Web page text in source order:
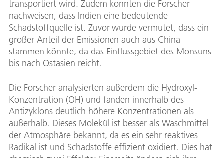
transportiert wird. Zudem konnten die Forscher
nachweisen, dass Indien eine bedeutende
Schadstoffquelle ist. Zuvor wurde vermutet, dass ein
großer Anteil der Emissionen auch aus China
stammen könnte, da das Einflussgebiet des Monsuns
bis nach Ostasien reicht.
Die Forscher analysierten außerdem die Hydroxyl-
Konzentration (OH) und fanden innerhalb des
Antizyklons deutlich höhere Konzentrationen als
außerhalb. Dieses Molekül ist besser als Waschmittel
der Atmosphäre bekannt, da es ein sehr reaktives
Radikal ist und Schadstoffe effizient oxidiert. Dies hat